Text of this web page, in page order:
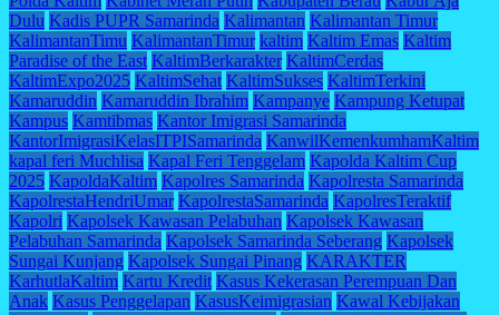
Dulu Kadis PUPR Samarinda Kalimantan Kalimantan Timur
KalimantanTimu KalimantanTimur kaltim Kaltim Emas Kaltim
Paradise of the East KaltimBerkarakter KaltimCerdas
KaltimExpo2025 KaltimSehat KaltimSukses KaltimTerkini
Kamaruddin Kamaruddin Ibrahim Kampanye Kampung Ketupat
Kampus Kamtibmas Kantor Imigrasi Samarinda
KantorImigrasiKelasITPISamarinda KanwilKemenkumhamKaltim
kapal feri Muchlisa Kapal Feri Tenggelam Kapolda Kaltim Cup
2025 KapoldaKaltim Kapolres Samarinda Kapolresta Samarinda
KapolrestaHendriUmar KapolrestaSamarinda KapolresTeraktif
Kapolri Kapolsek Kawasan Pelabuhan Kapolsek Kawasan
Pelabuhan Samarinda Kapolsek Samarinda Seberang Kapolsek
Sungai Kunjang Kapolsek Sungai Pinang KARAKTER
KarhutlaKaltim Kartu Kredit Kasus Kekerasan Perempuan Dan
Anak Kasus Penggelapan KasusKeimigrasian Kawal Kebijakan